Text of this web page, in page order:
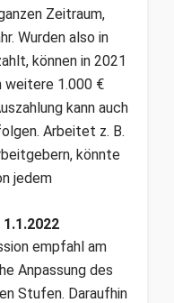
Zeitraum,
Wurden also in
können in 2021
weitere 1.000 €
kann auch
Arbeitet z. B.
könnte
jedem
empfahl am
Anpassung des
Stufen. Daraufhin